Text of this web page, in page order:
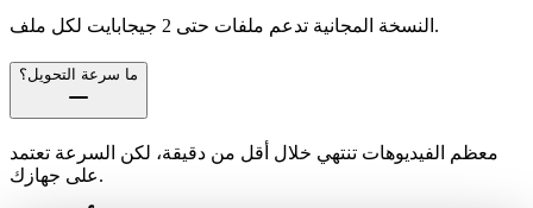
النسخة المجانية تدعم ملفات حتى 2 جيجابايت لكل ملف.
ما سرعة التحويل؟
معظم الفيديوهات تنتهي خلال أقل من دقيقة، لكن السرعة تعتمد
على جهازك.